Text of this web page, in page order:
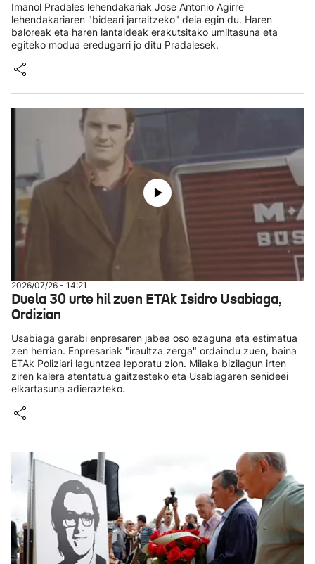
Imanol Pradales lehendakariak Jose Antonio Agirre
lehendakariaren "bideari jarraitzeko" deia egin du. Haren
baloreak eta haren lantaldeak erakutsitako umiltasuna eta
egiteko modua eredugarri jo ditu Pradalesek.
2026/07/26 - 14:21
Duela 30 urte hil zuen ETAk Isidro Usabiaga,
Ordizian
Usabiaga garabi enpresaren jabea oso ezaguna eta estimatua
zen herrian. Enpresariak "iraultza zerga" ordaindu zuen, baina
ETAk Poliziari laguntzea leporatu zion. Milaka bizilagun irten
ziren kalera atentatua gaitzesteko eta Usabiagaren senideei
elkartasuna adierazteko.